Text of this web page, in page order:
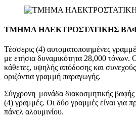
ΤΜΗΜΑ ΗΛΕΚΤΡΟΣΤΑΤΙΚΗΣ
Τέσσερις (4) αυτοματοποιημένες
με ετήσια δυναμικότητα 28,000 τόνων.
κάθετες, υψηλής απόδοσης και συνεχούς
οριζόντια γραμμή παραγωγής.
Σύγχρονη μονάδα διακοσμητικής
(4) γραμμές. Οι δύο γραμμές είναι για
πάνελ αλουμινίου.